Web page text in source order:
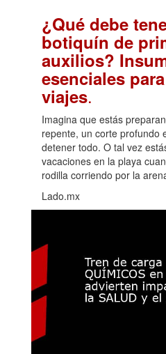
¿Qué debe
botiquín de
auxilios?
esenciales
viajes.
Imagina que estás
repente, un corte profundo
detener todo. O tal vez
vacaciones en la playa
rodilla corriendo por la
Lado.mx